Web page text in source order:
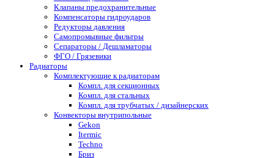
Клапаны предохранительные
Компенсаторы гидроударов
Редукторы давления
Самопромывные фильтры
Сепараторы / Дешламаторы
ФГО / Грязевики
Радиаторы
Комплектующие к радиаторам
Компл. для секционных
Компл. для стальных
Компл. для трубчатых / дизайнерских
Конвекторы внутрипольные
Gekon
Itermic
Techno
Бриз